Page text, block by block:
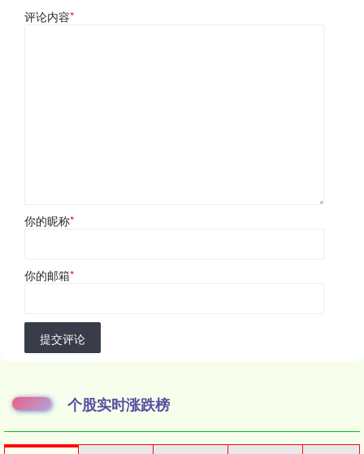
评论内容*
你的昵称*
你的邮箱*
提交评论
个股实时涨跌榜